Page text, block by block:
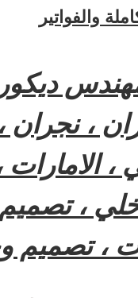
والفواتير
ديكور
، نجران
،
،
، تصميم